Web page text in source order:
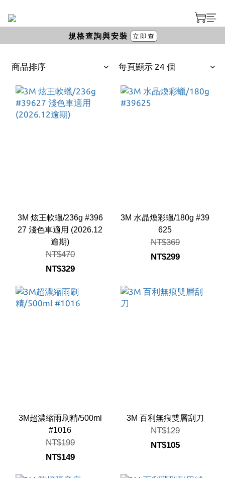
商品排序 每頁顯示 24 個
3M 炫王軟蠟/236g #396
27 淺色車適用 (2026.12
逾期)
NT$470
NT$329
3M 水晶煥彩蠟/180g #39
625
NT$369
NT$299
3M超濃縮雨刷精/500ml
#1016
NT$199
NT$149
3M 百利無痕雙層刮刀
NT$129
NT$105
規格查詢與安裝 立即查